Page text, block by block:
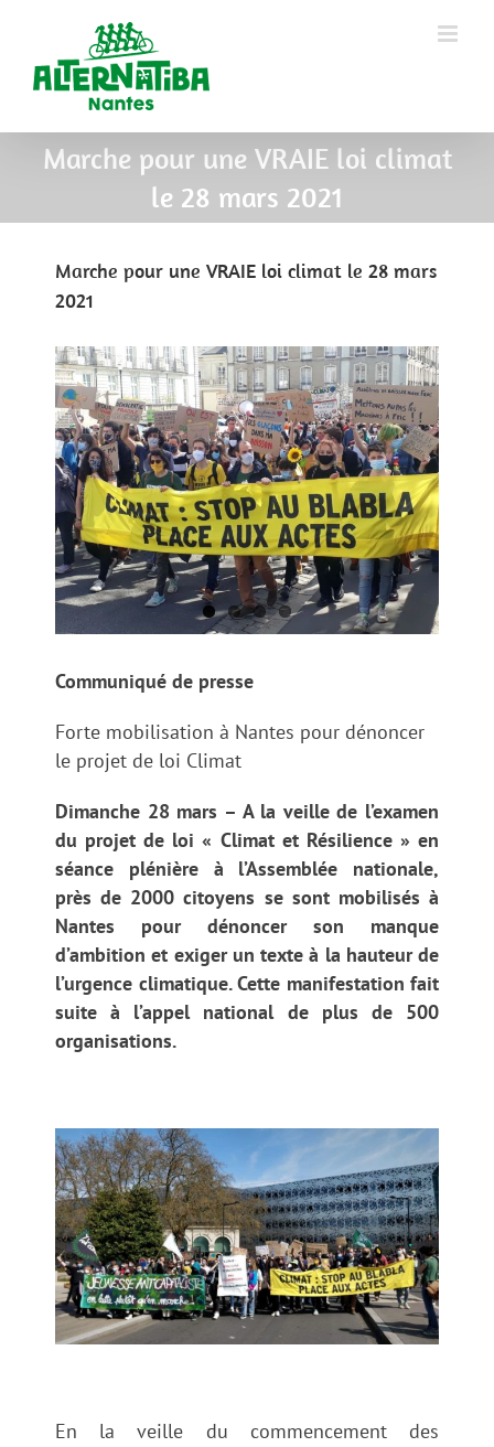
Marche pour une VRAIE loi climat
le 28 mars 2021
Marche pour une VRAIE loi climat le 28 mars
2021
Communiqué de presse
Forte mobilisation à Nantes pour dénoncer
le projet de loi Climat
Dimanche 28 mars – A la veille de l’examen
du projet de loi « Climat et Résilience » en
séance plénière à l’Assemblée nationale,
près de 2000 citoyens se sont mobilisés à
Nantes pour dénoncer son manque
d’ambition et exiger un texte à la hauteur de
l’urgence climatique. Cette manifestation fait
suite à l’appel national de plus de 500
organisations.
En la veille du commencement des